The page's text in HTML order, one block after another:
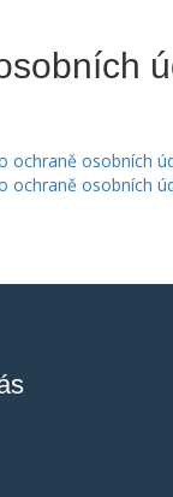
ochraně osobních
ochraně osobních